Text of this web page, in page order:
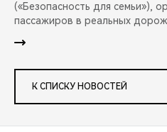
(«Безопасность для семьи»),
пассажиров в реальных
К СПИСКУ НОВОСТЕЙ